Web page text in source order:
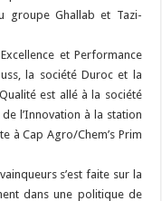
groupe Ghallab et Tazi-
et Performance
la société Duroc et la
est allé à la société
l’Innovation à la station
à Cap Agro/Chem’s Prim
s’est faite sur la
dans une politique de